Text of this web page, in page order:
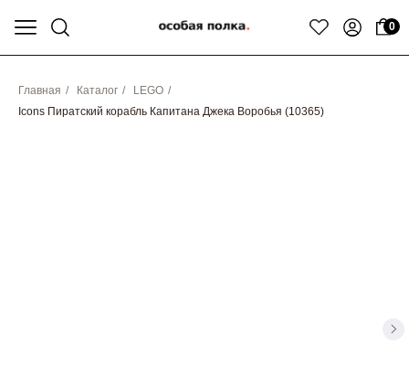
0
Главная / Каталог / LEGO /
Icons Пиратский корабль Капитана Джека Воробья (10365)